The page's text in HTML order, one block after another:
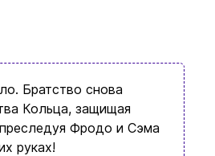
Братство снова
Кольца, защищая
Фродо и Сэма
руках!